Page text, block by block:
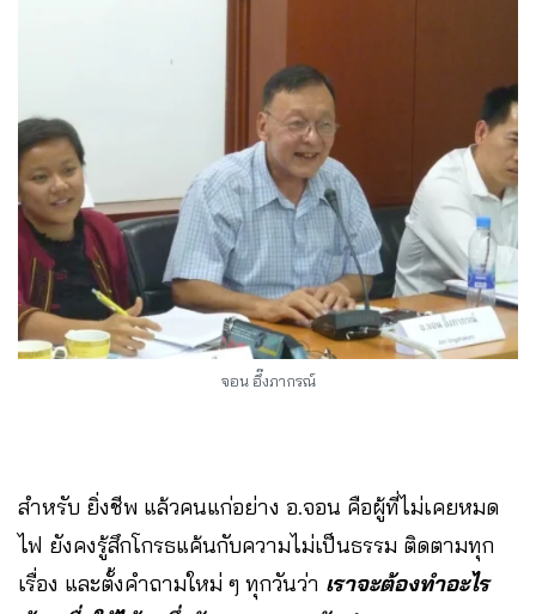
จอน อึ๊งภากรณ์
สำหรับ ยิ่งชีพ แล้วคนแก่อย่าง อ.จอน คือผู้ที่ไม่เคยหมด
ไฟ ยังคงรู้สึกโกรธแค้นกับความไม่เป็นธรรม ติดตามทุก
เรื่อง และตั้งคำถามใหม่ ๆ ทุกวันว่า เราจะต้องทำอะไร